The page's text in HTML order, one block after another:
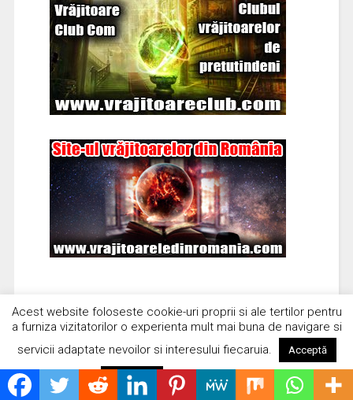
Acest website foloseste cookie-uri proprii si ale tertilor pentru
a furniza vizitatorilor o experienta mult mai buna de navigare si
servicii adaptate nevoilor si interesului fiecaruia.
Acceptă
Respinge Citește mai mult